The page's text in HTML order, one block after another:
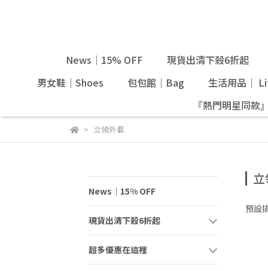
News｜15% OFF
現貨出清下殺6折起
男女鞋｜Shoes
包包館｜Bag
生活用品｜
『熱門明星同款
立領外套
News｜15% OFF
現貨出清下殺6折起
超多優惠在這裡
預設